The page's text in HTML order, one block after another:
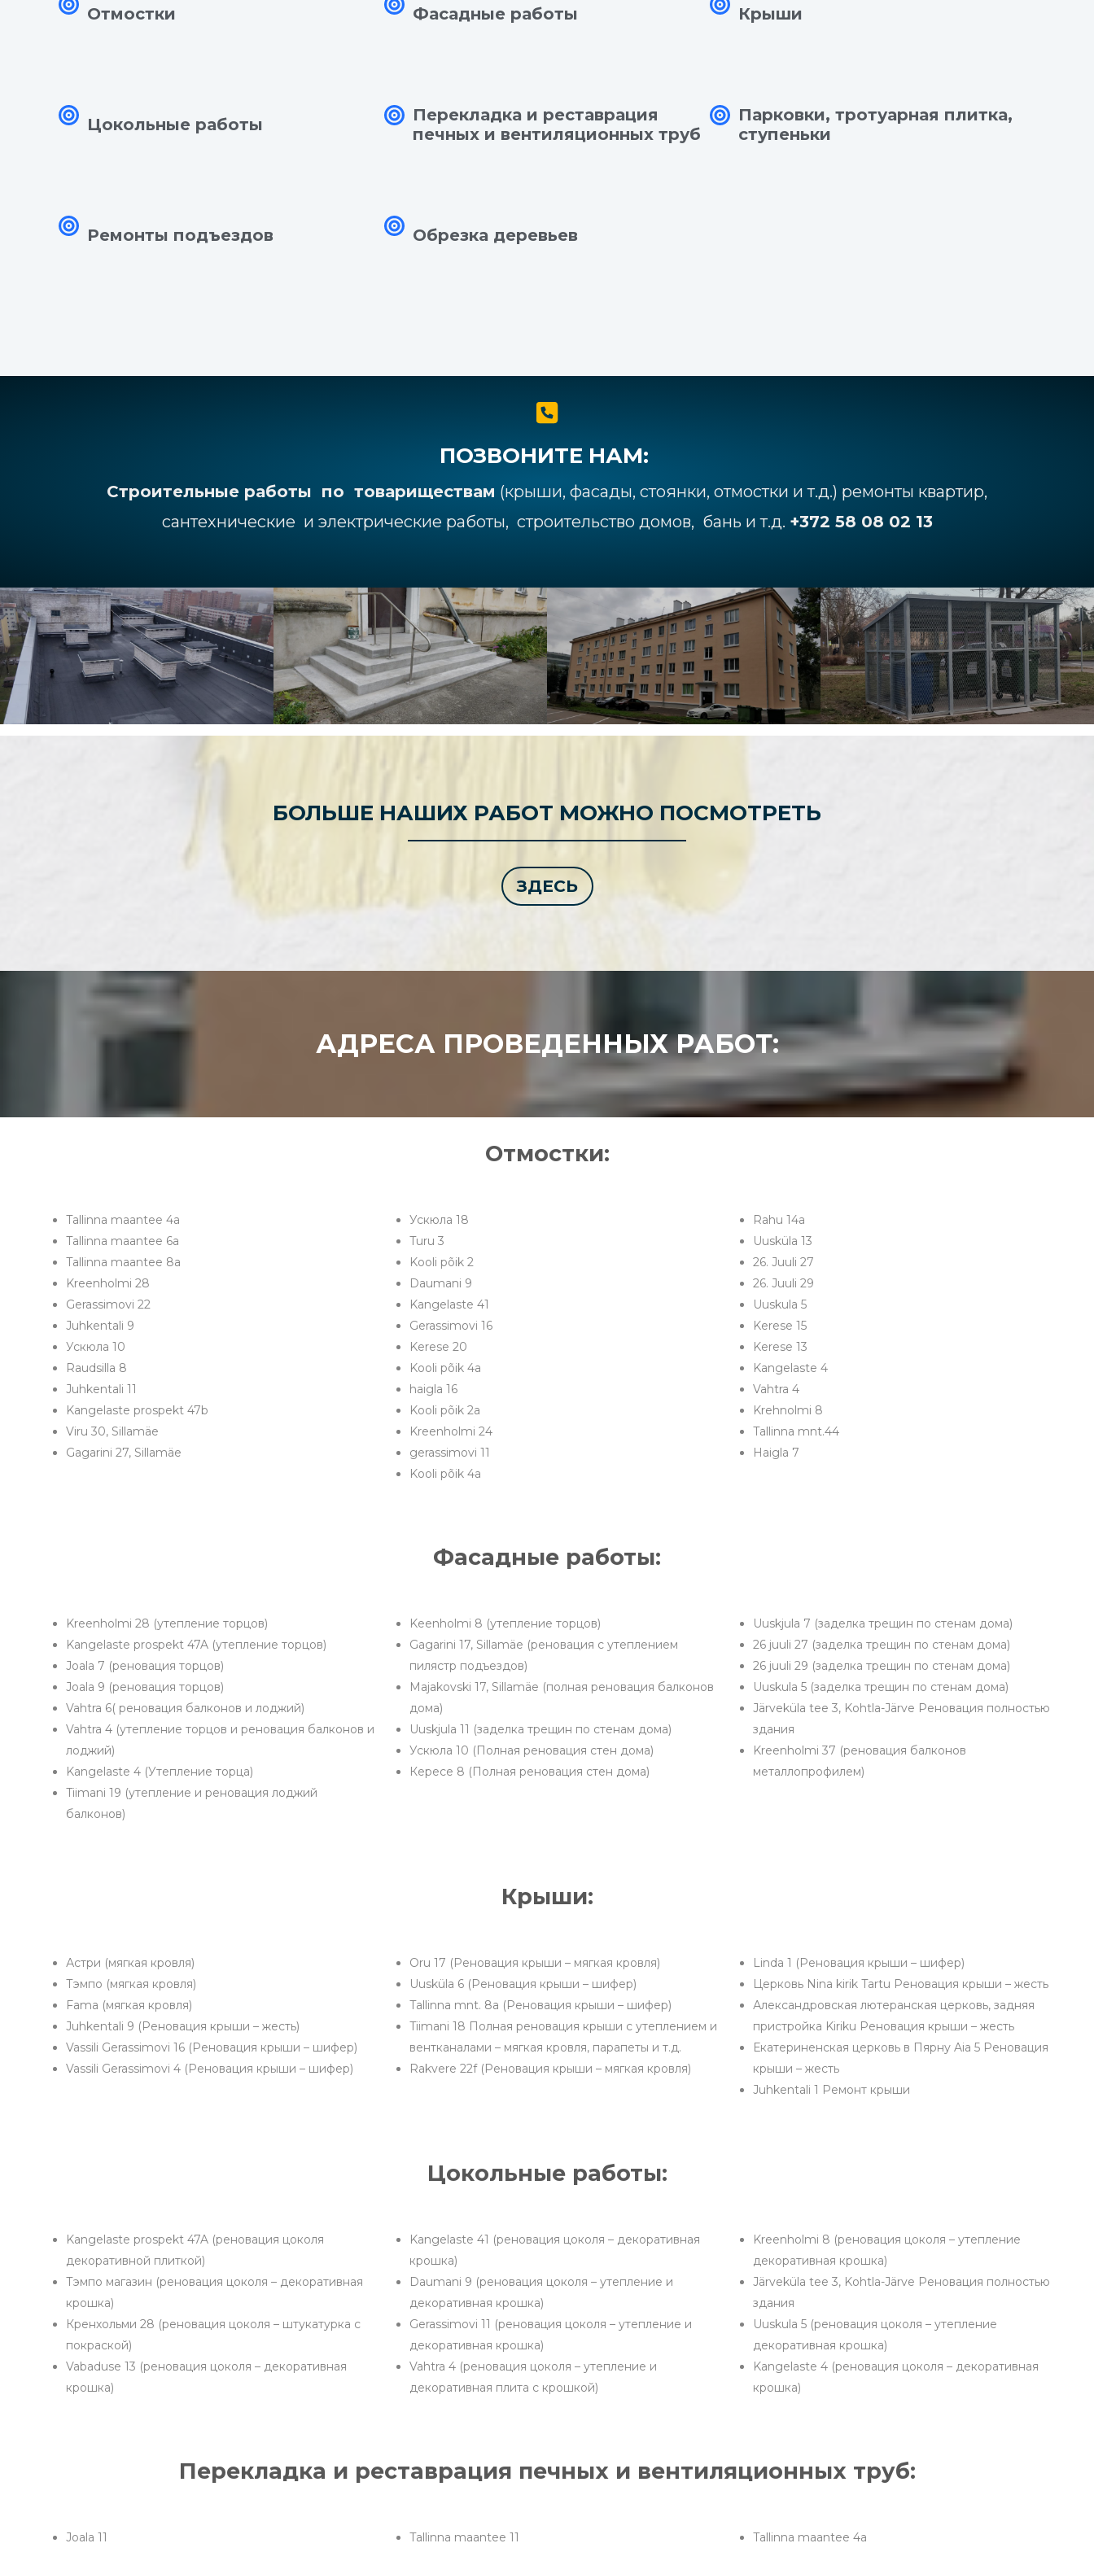
Отмостки
Цокольные работы
Ремонты подъездов
Фасадные работы
Перекладка и реставрация
печных и вентиляционных труб
Обрезка деревьев
Крыши
Парковки, тротуарная плитка,
ступеньки
ПОЗВОНИТЕ НАМ:
Строительные работы по товариществам (крыши, фасады, стоянки, отмостки и т.д.) ремонты квартир,
сантехнические и электрические работы, строительство домов, бань и т.д. +372 58 08 02 13
БОЛЬШЕ НАШИХ РАБОТ МОЖНО ПОСМОТРЕТЬ
ЗДЕСЬ
АДРЕСА ПРОВЕДЕННЫХ РАБОТ:
Отмостки:
Tallinna maantee 4a
Tallinna maantee 6a
Tallinna maantee 8a
Kreenholmi 28
Gerassimovi 22
Juhkentali 9
Ускюла 10
Raudsilla 8
Juhkentali 11
Kangelaste prospekt 47b
Viru 30, Sillamäe
Gagarini 27, Sillamäe
Ускюла 18
Turu 3
Kooli põik 2
Daumani 9
Kangelaste 41
Gerassimovi 16
Kerese 20
Kooli põik 4а
haigla 16
Kooli põik 2а
Kreenholmi 24
gerassimovi 11
Kooli põik 4а
Rahu 14a
Uusküla 13
26. Juuli 27
26. Juuli 29
Uuskula 5
Kerese 15
Kerese 13
Kangelaste 4
Vahtra 4
Krehnolmi 8
Tallinna mnt.44
Haigla 7
Фасадные работы:
Kreenholmi 28 (утепление торцов)
Kangelaste prospekt 47A (утепление торцов)
Joala 7 (реновация торцов)
Joala 9 (реновация торцов)
Vahtra 6( реновация балконов и лоджий)
Vahtra 4 (утепление торцов и реновация балконов и
лоджий)
Kangelaste 4 (Утепление торца)
Tiimani 19 (утепление и реновация лоджий
балконов)
Keenholmi 8 (утепление торцов)
Gagarini 17, Sillamäe (реновация с утеплением
пилястр подъездов)
Majakovski 17, Sillamäe (полная реновация балконов
дома)
Uuskjula 11 (заделка трещин по стенам дома)
Ускюла 10 (Полная реновация стен дома)
Кересе 8 (Полная реновация стен дома)
Uuskjula 7 (заделка трещин по стенам дома)
26 juuli 27 (заделка трещин по стенам дома)
26 juuli 29 (заделка трещин по стенам дома)
Uuskula 5 (заделка трещин по стенам дома)
Järveküla tee 3, Kohtla-Järve Реновация полностью
здания
Kreenholmi 37 (реновация балконов
металлопрофилем)
Крыши:
Астри (мягкая кровля)
Тэмпо (мягкая кровля)
Fama (мягкая кровля)
Juhkentali 9 (Реновация крыши – жесть)
Vassili Gerassimovi 16 (Реновация крыши – шифер)
Vassili Gerassimovi 4 (Реновация крыши – шифер)
Oru 17 (Реновация крыши – мягкая кровля)
Uusküla 6 (Реновация крыши – шифер)
Tallinna mnt. 8a (Реновация крыши – шифер)
Tiimani 18 Полная реновация крыши с утеплением и
вентканалами – мягкая кровля, парапеты и т.д.
Rakvere 22f (Реновация крыши – мягкая кровля)
Linda 1 (Реновация крыши – шифер)
Церковь Nina kirik Tartu Реновация крыши – жесть
Александровская лютеранская церковь, задняя
пристройка Kiriku Реновация крыши – жесть
Екатериненская церковь в Пярну Aia 5 Реновация
крыши – жесть
Juhkentali 1 Ремонт крыши
Цокольные работы:
Kangelaste prospekt 47A (реновация цоколя
декоративной плиткой)
Тэмпо магазин (реновация цоколя – декоративная
крошка)
Кренхольми 28 (реновация цоколя – штукатурка с
покраской)
Vabaduse 13 (реновация цоколя – декоративная
крошка)
Kangelaste 41 (реновация цоколя – декоративная
крошка)
Daumani 9 (реновация цоколя – утепление и
декоративная крошка)
Gerassimovi 11 (реновация цоколя – утепление и
декоративная крошка)
Vahtra 4 (реновация цоколя – утепление и
декоративная плита с крошкой)
Kreenholmi 8 (реновация цоколя – утепление
декоративная крошка)
Järveküla tee 3, Kohtla-Järve Реновация полностью
здания
Uuskula 5 (реновация цоколя – утепление
декоративная крошка)
Kangelaste 4 (реновация цоколя – декоративная
крошка)
Перекладка и реставрация печных и вентиляционных труб:
Joala 11
Tallinna maantee 11
Tallinna maantee 4a